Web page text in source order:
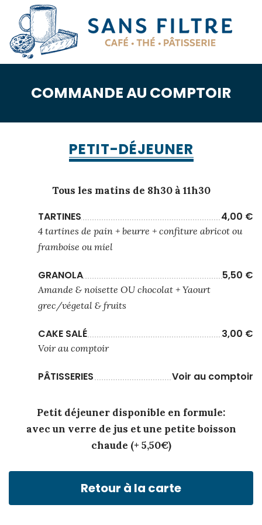
&
infusion
bio
Pâtisserie
Notre
Contact
COMMANDE AU COMPTOIR
PETIT-DÉJEUNER
Tous les matins de 8h30 à 11h30
TARTINES 4,00 €
4 tartines de pain + beurre + confiture abricot ou
framboise ou miel
GRANOLA 5,50 €
Amande & noisette OU chocolat + Yaourt
grec/végetal & fruits
CAKE SALÉ 3,00 €
Voir au comptoir
PÂTISSERIES Voir au comptoir
Petit déjeuner disponible en formule:
avec un verre de jus et une petite boisson
chaude (+ 5,50€)
Retour à la carte